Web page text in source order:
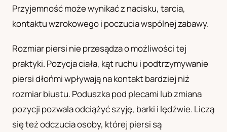
Українська
Przyjemność może wynikać z nacisku, tarcia,
kontaktu wzrokowego i poczucia wspólnej zabawy.
Rozmiar piersi nie przesądza o możliwości tej
praktyki. Pozycja ciała, kąt ruchu i podtrzymywanie
piersi dłońmi wpływają na kontakt bardziej niż
rozmiar biustu. Poduszka pod plecami lub zmiana
pozycji pozwala odciążyć szyję, barki i lędźwie. Liczą
się też odczucia osoby, której piersi są